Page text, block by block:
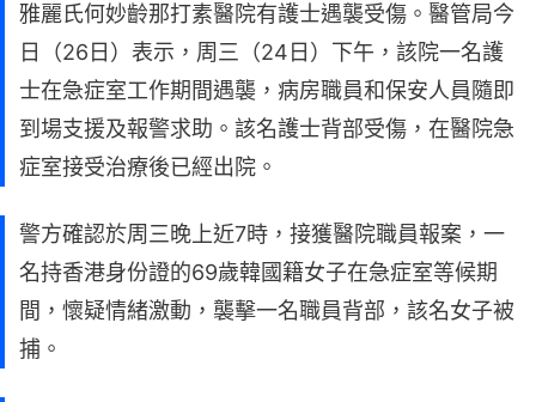
雅麗氏何妙齡那打素醫院有護士遇襲受傷。醫管局今
日（26日）表示，周三（24日）下午，該院一名護
士在急症室工作期間遇襲，病房職員和保安人員隨即
到場支援及報警求助。該名護士背部受傷，在醫院急
症室接受治療後已經出院。
警方確認於周三晚上近7時，接獲醫院職員報案，一
名持香港身份證的69歲韓國籍女子在急症室等候期
間，懷疑情緒激動，襲擊一名職員背部，該名女子被
捕。